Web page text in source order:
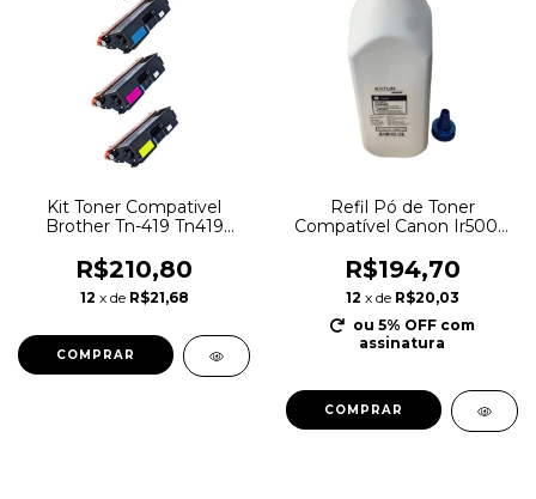
Kit Toner Compativel
Brother Tn-419 Tn419
R$210,80
12 x de R$21,68
Refil Pó de Toner
Compatível Canon Ir5000
6350 Katun 1,5kg
R$194,70
12 x de R$20,03
ou 5% OFF com
assinatura
COMPRAR